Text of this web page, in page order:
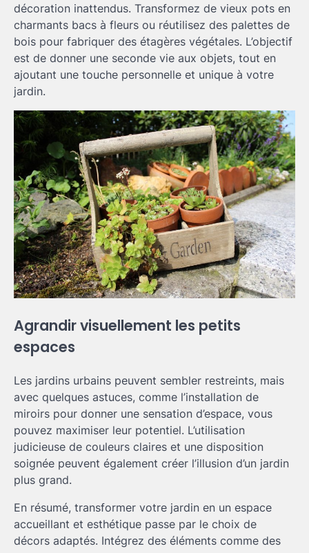
décoration inattendus. Transformez de vieux pots en
charmants bacs à fleurs ou réutilisez des palettes de
bois pour fabriquer des étagères végétales. L’objectif
est de donner une seconde vie aux objets, tout en
ajoutant une touche personnelle et unique à votre
jardin.
Agrandir visuellement les petits
espaces
Les jardins urbains peuvent sembler restreints, mais
avec quelques astuces, comme l’installation de
miroirs pour donner une sensation d’espace, vous
pouvez maximiser leur potentiel. L’utilisation
judicieuse de couleurs claires et une disposition
soignée peuvent également créer l’illusion d’un jardin
plus grand.
En résumé, transformer votre jardin en un espace
accueillant et esthétique passe par le choix de
décors adaptés. Intégrez des éléments comme des